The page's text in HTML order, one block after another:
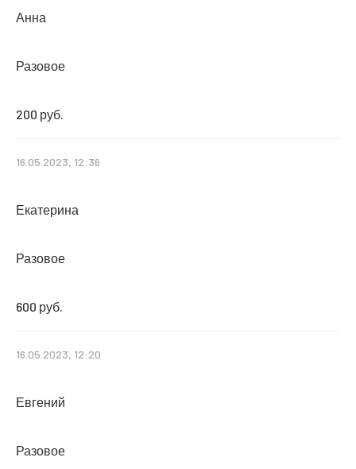
Анна
Разовое
200 руб.
16.05.2023, 12:36
Екатерина
Разовое
600 руб.
16.05.2023, 12:20
Евгений
Разовое